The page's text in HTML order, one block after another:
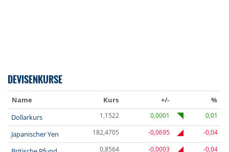
DEVISENKURSE
Name Kurs +/-
%
Dollarkurs
1,1522 0,0001 0,01
Japanischer Yen 182,4705 -0,0695 -0,04
0,8564 -0,0003 -0,04